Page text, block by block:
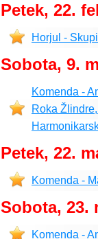
Petek, 22.
Horjul -
Sobota, 9.
Komenda -
Roka
Petek, 22.
Komenda -
Sobota, 23.
Komenda -